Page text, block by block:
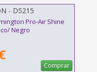
- D5215
Pro-Air Shine
Negro
Comprar